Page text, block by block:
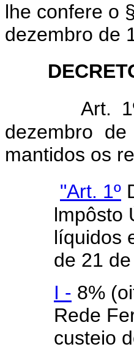
lhe confere o
dezembro de
Art.
dezembro
mantidos os
"Art. 1º
lmpôsto
líquidos
de 21
I - 8%
Rede
custeio